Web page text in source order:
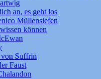
an, es geht los
Müllensiefen
können
Suffrin
Faust